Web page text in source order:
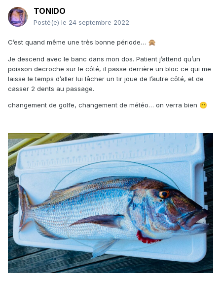
TONIDO
Posté(e) le 24 septembre 2022
C’est quand même une très bonne période… 🙊
Je descend avec le banc dans mon dos. Patient j’attend qu’un
poisson decroche sur le côté, il passe derrière un bloc ce qui me
laisse le temps d’aller lui lâcher un tir joue de l’autre côté, et de
casser 2 dents au passage.
changement de golfe, changement de météo… on verra bien 😶